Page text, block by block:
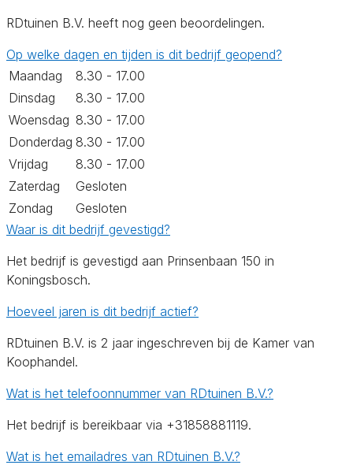
RDtuinen B.V. heeft nog geen beoordelingen.
Op welke dagen en tijden is dit bedrijf geopend?
Maandag
8.30 - 17.00
Dinsdag
8.30 - 17.00
Woensdag 8.30 - 17.00
Donderdag 8.30 - 17.00
Vrijdag
8.30 - 17.00
Zaterdag
Gesloten
Zondag
Gesloten
Waar is dit bedrijf gevestigd?
Het bedrijf is gevestigd aan Prinsenbaan 150 in
Koningsbosch.
Hoeveel jaren is dit bedrijf actief?
RDtuinen B.V. is 2 jaar ingeschreven bij de Kamer van
Koophandel.
Wat is het telefoonnummer van RDtuinen B.V.?
Het bedrijf is bereikbaar via +31858881119.
Wat is het emailadres van RDtuinen B.V.?